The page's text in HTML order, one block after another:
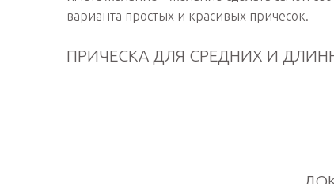
варианта простых и красивых причесок.
ПРИЧЕСКА ДЛЯ СРЕДНИХ И